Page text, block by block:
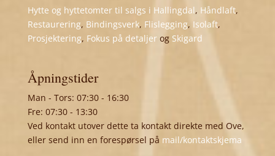
Hytte og hyttetomter til salgs i Hallingdal, Håndlaft,
Restaurering, Bindingsverk, Flislegging, Isolaft,
Prosjektering, Fokus på detaljerog Skigard
Åpningstider
Man - Tors: 07:30 - 16:30
Fre: 07:30 - 13:30
Ved kontakt utover dette ta kontakt direkte med Ove,
eller send inn en forespørsel på mail/kontaktskjema